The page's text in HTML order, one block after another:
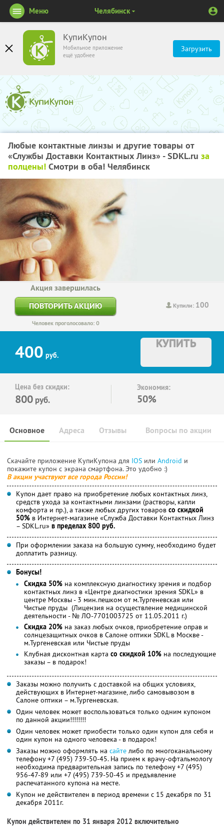
КупиКупон
Мобильное приложение
ещё удобнее
Загрузить
Меню Челябинск
Любые контактные линзы и другие товары от
«Службы Доставки Контактных Линз» - SDKL.ru за
полцены! Смотри в оба! Челябинск
Купили: 100
Акция завершилась
ПОВТОРИТЬ АКЦИЮ
Человек проголосовало: 0
400 руб.
КУПИТЬ
Цена без скидки:
800 руб.
Экономия:
50%
Основное Отзывы Вопросы по акции
Адреса
Скачайте приложение КупиКупона для IOS или Android и
покажите купон с экрана смартфона. Это удобно :)
В акции участвуют все города России!
Купон дает право на приобретение любых контактных линз,
средств ухода за контактными линзами (растворы, капли
комфорта и пр.), а также любых других товаров со скидкой
50% в Интернет-магазине «Служба Доставки Контактных Линз
– SDKL.ru» в пределах 800 руб.
При оформлении заказа на большую сумму, необходимо будет
доплатить разницу.
Бонусы!
Скидка 50% на комплексную диагностику зрения и подбор
контактных линз в «Центре диагностики зрения SDKL» в
центре Москвы - 3 мин.пешком от м.Тургеневская или
Чистые пруды (Лицензия на осуществление медицинской
деятельности - № ЛО-7701003725 от 11.05.2011 г.)
Скидка 20% на заказ любых очков, приобретение оправ и
солнцезащитных очков в Салоне оптики SDKL в Москве -
м.Тургеневская или Чистые пруды
Клубная дисконтная карта со скидкой 10% на последующие
заказы – в подарок!
Заказы можно получить с доставкой на общих условиях,
действующих в Интернет-магазине, либо самовывозом в
Салоне оптики – м.Тургеневская.
Один человек может воспользоваться только одним купоном
по данной акции!!!!!!!!
Один человек может приобести только один купон для себя и
один купон на одного человека - в подарок!
Заказы можно оформлять на сайте либо по многоканальному
телефону +7 (495) 739-50-45. На прием к врачу-офтальмологу
необходима предварительная запись по телефону +7 (495)
956-47-89 или +7 (495) 739-50-45 и предъявление
распечатанного купона на месте.
Купон не действителен в период времени с 15 декабря по 31
декабря 2011г.
Купон действителен по 31 января 2012 включительно